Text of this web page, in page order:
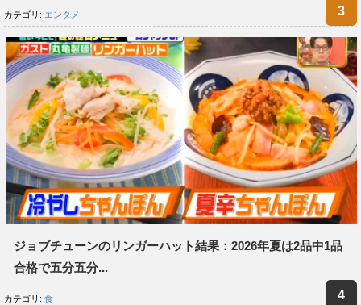
カテゴリ: エンタメ
ジョブチューンのリンガーハット結果：2026年夏は2品中1品
合格で五分五分...
カテゴリ: 食